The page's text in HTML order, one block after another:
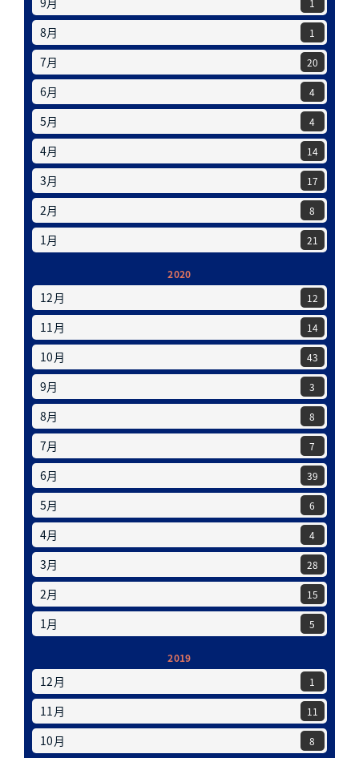
8月 1
7月 20
6月 4
5月 4
4月 14
3月 17
2月 8
1月 21
2020
12月 12
11月 14
10月 43
9月 3
8月 8
7月 7
6月 39
5月 6
4月 4
3月 28
2月 15
1月 5
2019
12月 1
11月 11
10月 8